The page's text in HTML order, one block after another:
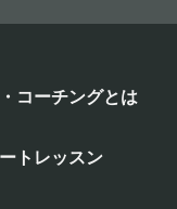
コーチングとは
トレッスン